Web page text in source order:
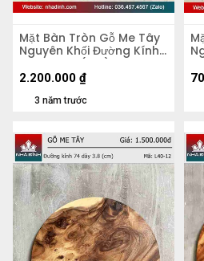
Mặt Bàn Tròn Gỗ Me Tây
Nguyên Khối Đường Kính
81 Dày 4,3 (cm)
3 năm trước
2.200.000 ₫